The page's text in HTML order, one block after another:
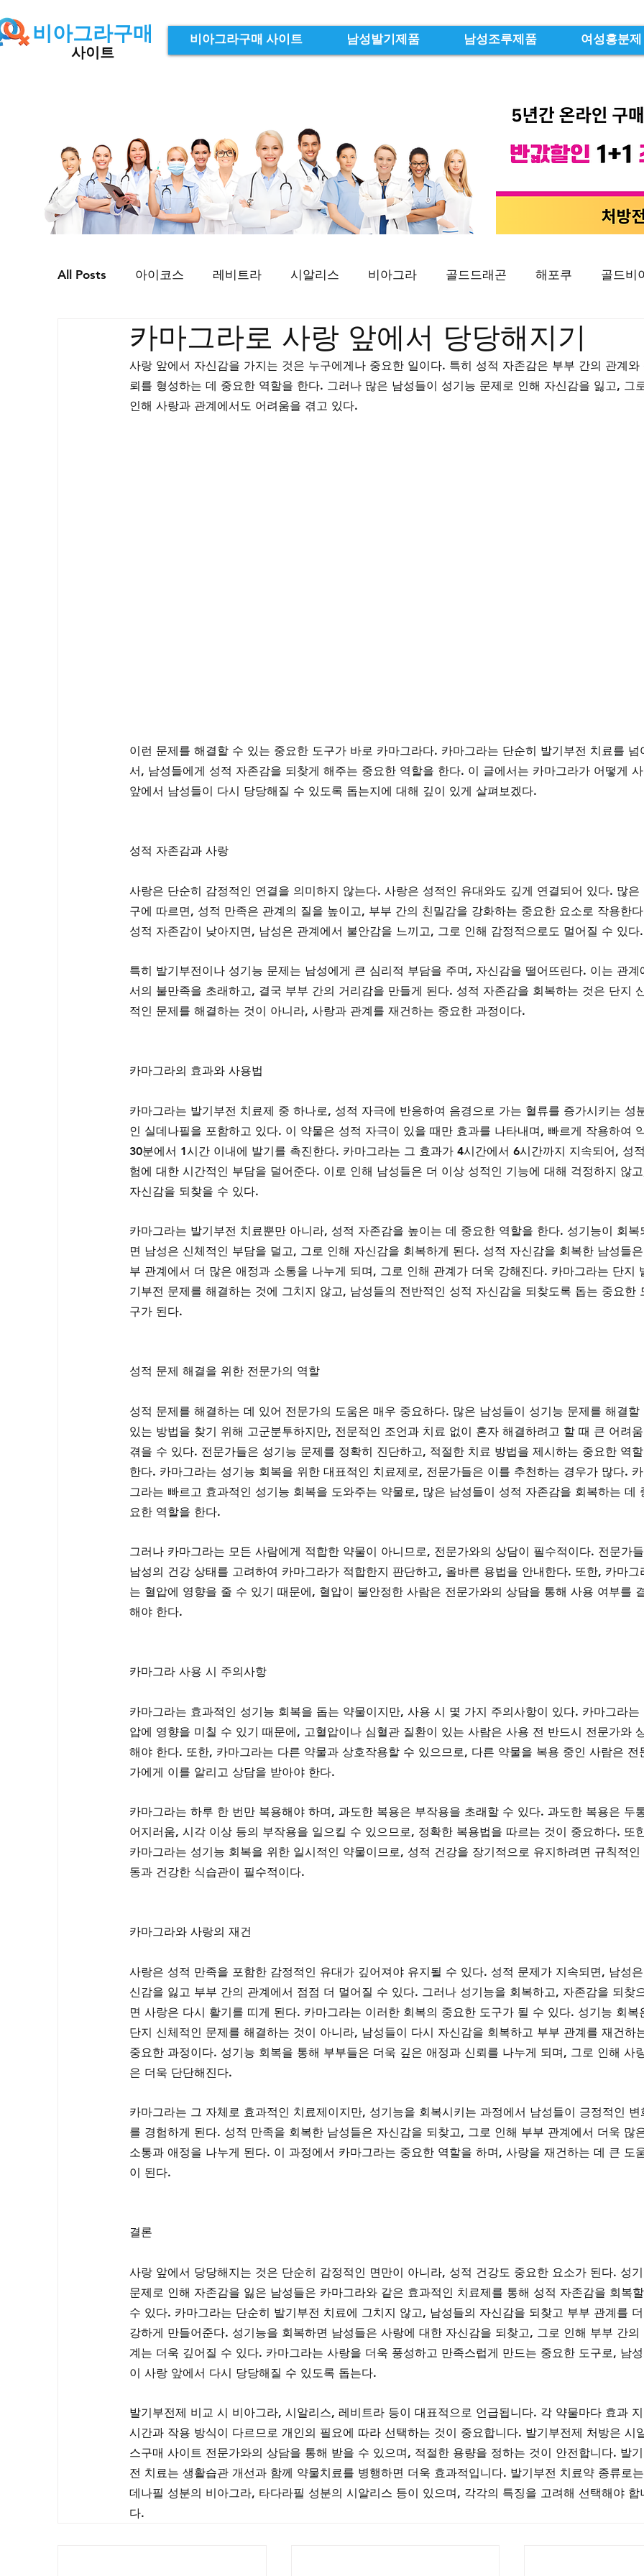
비아그라구매
사이트
비아그라구매 사이트 남성발기제품 남성조루제품 여성흥분제
All Posts 아이코스 레비트라 시알리스 비아그라 골드드래곤 해포쿠 골드비
골드시알리스 프릴리지 필름형센트립 비맥스 필름형비닉스 카마그라
아드레닌 프로코밀
카마그라로 사랑 앞에서 당당해지기
사랑 앞에서 자신감을 가지는 것은 누구에게나 중요한 일이다. 특히 성적 자존감은 부부 간의 관계와
뢰를 형성하는 데 중요한 역할을 한다. 그러나 많은 남성들이 성기능 문제로 인해 자신감을 잃고, 그
인해 사랑과 관계에서도 어려움을 겪고 있다.
이런 문제를 해결할 수 있는 중요한 도구가 바로 카마그라다. 카마그라는 단순히 발기부전 치료를 넘
서, 남성들에게 성적 자존감을 되찾게 해주는 중요한 역할을 한다. 이 글에서는 카마그라가 어떻게
앞에서 남성들이 다시 당당해질 수 있도록 돕는지에 대해 깊이 있게 살펴보겠다.
성적 자존감과 사랑
사랑은 단순히 감정적인 연결을 의미하지 않는다. 사랑은 성적인 유대와도 깊게 연결되어 있다. 많은
구에 따르면, 성적 만족은 관계의 질을 높이고, 부부 간의 친밀감을 강화하는 중요한 요소로 작용한
성적 자존감이 낮아지면, 남성은 관계에서 불안감을 느끼고, 그로 인해 감정적으로도 멀어질 수 있다.
특히 발기부전이나 성기능 문제는 남성에게 큰 심리적 부담을 주며, 자신감을 떨어뜨린다. 이는 관계
서의 불만족을 초래하고, 결국 부부 간의 거리감을 만들게 된다. 성적 자존감을 회복하는 것은 단지
적인 문제를 해결하는 것이 아니라, 사랑과 관계를 재건하는 중요한 과정이다.
카마그라의 효과와 사용법
카마그라는 발기부전 치료제 중 하나로, 성적 자극에 반응하여 음경으로 가는 혈류를 증가시키는 성
인 실데나필을 포함하고 있다. 이 약물은 성적 자극이 있을 때만 효과를 나타내며, 빠르게 작용하여
30분에서 1시간 이내에 발기를 촉진한다. 카마그라는 그 효과가 4시간에서 6시간까지 지속되어, 성
험에 대한 시간적인 부담을 덜어준다. 이로 인해 남성들은 더 이상 성적인 기능에 대해 걱정하지 않
자신감을 되찾을 수 있다.
카마그라는 발기부전 치료뿐만 아니라, 성적 자존감을 높이는 데 중요한 역할을 한다. 성기능이 회복
면 남성은 신체적인 부담을 덜고, 그로 인해 자신감을 회복하게 된다. 성적 자신감을 회복한 남성들
부 관계에서 더 많은 애정과 소통을 나누게 되며, 그로 인해 관계가 더욱 강해진다. 카마그라는 단지
기부전 문제를 해결하는 것에 그치지 않고, 남성들의 전반적인 성적 자신감을 되찾도록 돕는 중요한
구가 된다.
성적 문제 해결을 위한 전문가의 역할
성적 문제를 해결하는 데 있어 전문가의 도움은 매우 중요하다. 많은 남성들이 성기능 문제를 해결할
있는 방법을 찾기 위해 고군분투하지만, 전문적인 조언과 치료 없이 혼자 해결하려고 할 때 큰 어려
겪을 수 있다. 전문가들은 성기능 문제를 정확히 진단하고, 적절한 치료 방법을 제시하는 중요한 역
한다. 카마그라는 성기능 회복을 위한 대표적인 치료제로, 전문가들은 이를 추천하는 경우가 많다.
그라는 빠르고 효과적인 성기능 회복을 도와주는 약물로, 많은 남성들이 성적 자존감을 회복하는 데
요한 역할을 한다.
그러나 카마그라는 모든 사람에게 적합한 약물이 아니므로, 전문가와의 상담이 필수적이다. 전문가
남성의 건강 상태를 고려하여 카마그라가 적합한지 판단하고, 올바른 용법을 안내한다. 또한, 카마그
는 혈압에 영향을 줄 수 있기 때문에, 혈압이 불안정한 사람은 전문가와의 상담을 통해 사용 여부를
해야 한다.
카마그라 사용 시 주의사항
카마그라는 효과적인 성기능 회복을 돕는 약물이지만, 사용 시 몇 가지 주의사항이 있다. 카마그라는
압에 영향을 미칠 수 있기 때문에, 고혈압이나 심혈관 질환이 있는 사람은 사용 전 반드시 전문가와
해야 한다. 또한, 카마그라는 다른 약물과 상호작용할 수 있으므로, 다른 약물을 복용 중인 사람은 전
가에게 이를 알리고 상담을 받아야 한다.
카마그라는 하루 한 번만 복용해야 하며, 과도한 복용은 부작용을 초래할 수 있다. 과도한 복용은 두
어지러움, 시각 이상 등의 부작용을 일으킬 수 있으므로, 정확한 복용법을 따르는 것이 중요하다. 또
카마그라는 성기능 회복을 위한 일시적인 약물이므로, 성적 건강을 장기적으로 유지하려면 규칙적인
동과 건강한 식습관이 필수적이다.
카마그라와 사랑의 재건
사랑은 성적 만족을 포함한 감정적인 유대가 깊어져야 유지될 수 있다. 성적 문제가 지속되면, 남성
신감을 잃고 부부 간의 관계에서 점점 더 멀어질 수 있다. 그러나 성기능을 회복하고, 자존감을 되찾
면 사랑은 다시 활기를 띠게 된다. 카마그라는 이러한 회복의 중요한 도구가 될 수 있다. 성기능 회복
단지 신체적인 문제를 해결하는 것이 아니라, 남성들이 다시 자신감을 회복하고 부부 관계를 재건하
중요한 과정이다. 성기능 회복을 통해 부부들은 더욱 깊은 애정과 신뢰를 나누게 되며, 그로 인해 사
은 더욱 단단해진다.
카마그라는 그 자체로 효과적인 치료제이지만, 성기능을 회복시키는 과정에서 남성들이 긍정적인 변
를 경험하게 된다. 성적 만족을 회복한 남성들은 자신감을 되찾고, 그로 인해 부부 관계에서 더욱 많
소통과 애정을 나누게 된다. 이 과정에서 카마그라는 중요한 역할을 하며, 사랑을 재건하는 데 큰 도
이 된다.
결론
사랑 앞에서 당당해지는 것은 단순히 감정적인 면만이 아니라, 성적 건강도 중요한 요소가 된다. 성
문제로 인해 자존감을 잃은 남성들은 카마그라와 같은 효과적인 치료제를 통해 성적 자존감을 회복할
수 있다. 카마그라는 단순히 발기부전 치료에 그치지 않고, 남성들의 자신감을 되찾고 부부 관계를
강하게 만들어준다. 성기능을 회복하면 남성들은 사랑에 대한 자신감을 되찾고, 그로 인해 부부 간의
계는 더욱 깊어질 수 있다. 카마그라는 사랑을 더욱 풍성하고 만족스럽게 만드는 중요한 도구로, 남
이 사랑 앞에서 다시 당당해질 수 있도록 돕는다.
발기부전제 비교 시 비아그라, 시알리스, 레비트라 등이 대표적으로 언급됩니다. 각 약물마다 효과
시간과 작용 방식이 다르므로 개인의 필요에 따라 선택하는 것이 중요합니다. 발기부전제 처방은 시
스구매 사이트 전문가와의 상담을 통해 받을 수 있으며, 적절한 용량을 정하는 것이 안전합니다. 발
전 치료는 생활습관 개선과 함께 약물치료를 병행하면 더욱 효과적입니다. 발기부전 치료약 종류로
데나필 성분의 비아그라, 타다라필 성분의 시알리스 등이 있으며, 각각의 특징을 고려해 선택해야 합
다.